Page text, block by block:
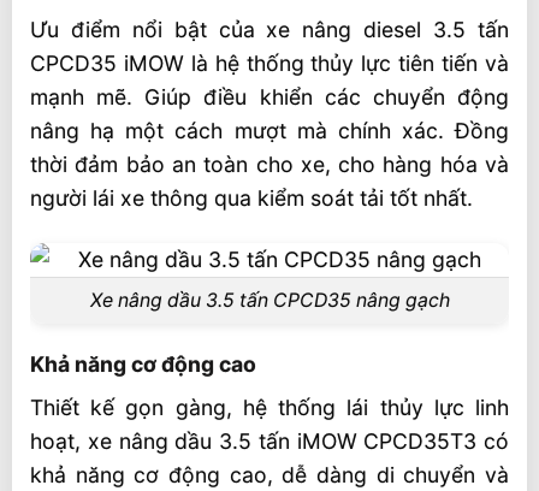
Ưu điểm nổi bật của xe nâng diesel 3.5 tấn
CPCD35 iMOW là hệ thống thủy lực tiên tiến và
mạnh mẽ. Giúp điều khiển các chuyển động
nâng hạ một cách mượt mà chính xác. Đồng
thời đảm bảo an toàn cho xe, cho hàng hóa và
người lái xe thông qua kiểm soát tải tốt nhất.
Xe nâng dầu 3.5 tấn CPCD35 nâng gạch
Khả năng cơ động cao
Thiết kế gọn gàng, hệ thống lái thủy lực linh
hoạt, xe nâng dầu 3.5 tấn iMOW CPCD35T3 có
khả năng cơ động cao, dễ dàng di chuyển và